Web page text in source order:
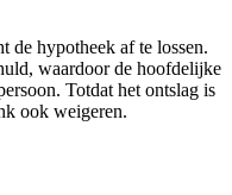
de hypotheek af te lossen.
waardoor de hoofdelijke
Totdat het ontslag is
ook weigeren.